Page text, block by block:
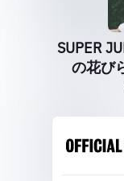
SUPER
の花び